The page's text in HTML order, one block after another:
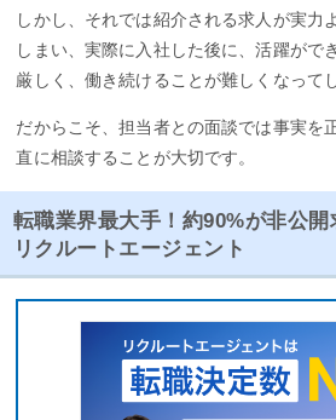
しかし、それでは紹介される求人が実力
しまい、実際に入社した後に、活躍がで
厳しく、働き続けることが難しくなって
だからこそ、担当者との面談では事実を
直に相談することが大切です。
転職業界最大手！約90%が非公開
リクルートエージェント